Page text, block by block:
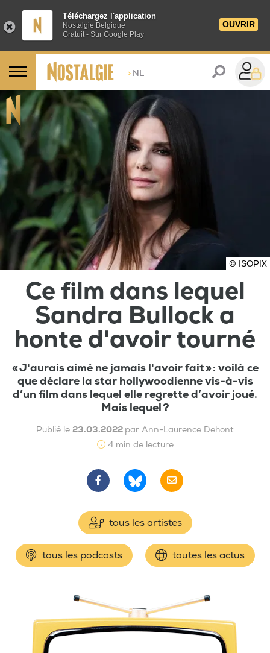
Téléchargez l'application
Nostalgie Belgique
Gratuit - Sur Google Play
OUVRIR
> NL
© ISOPIX
Ce film dans lequel
Sandra Bullock a
honte d'avoir tourné
« J'aurais aimé ne jamais l'avoir fait » : voilà ce
que déclare la star hollywoodienne vis-à-vis
d’un film dans lequel elle regrette d’avoir joué.
Mais lequel ?
Publié le 23.03.2022 par Ann-Laurence Dehont
4 min de lecture
tous les artistes
tous les podcasts toutes les actus